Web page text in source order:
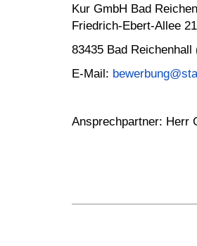
Kur GmbH Bad
Friedrich-Ebert-Allee 21
83435 Bad Reichenhall
E-Mail:
Ansprechpartner: Herr